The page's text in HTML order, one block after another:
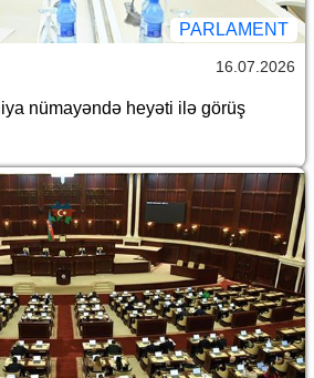
PARLAMENT
16.07.2026
nümayəndə heyəti ilə görüş